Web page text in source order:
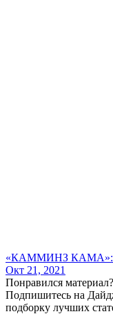
«КАММИНЗ КАМА»:
Окт 21, 2021
Понравился материал?
Подпишитесь на
подборку лучших